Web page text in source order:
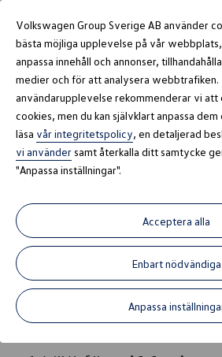
Volkswagen Group Sverige AB använder
bästa möjliga upplevelse på vår
anpassa innehåll och annonser,
medier och för att analysera webbtrafiken.
användarupplevelse rekommenderar vi att
cookies, men du kan självklart anpassa
läsa vår integritetspolicy, en detaljerad
vi använder samt återkalla ditt samtycke
"Anpassa inställningar".
Acceptera alla
Enbart nödvändiga
Anpassa
Till modellerna
Nya T-roc Life 1.5 TSI 150hk
Körsträcka